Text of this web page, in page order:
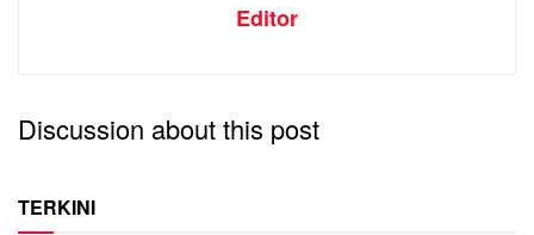
Editor
Discussion about this post
TERKINI